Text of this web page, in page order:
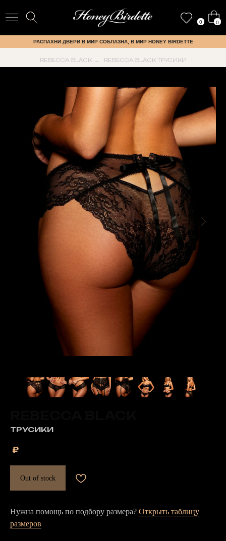
0 0
РАСПАХНИ ДВЕРИ В МИР СОБЛАЗНА, В МИР HONEY BIRDETTE
REBECCA BLACK → REBECCA BLACK ТРУСИКИ
ТРУСИКИ
₽
Out of stock
Нужна помощь по подбору размера? Открыть таблицу
размеров